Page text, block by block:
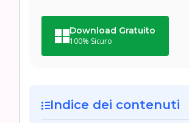
Download Gratuito
100% Sicuro
Indice dei contenuti